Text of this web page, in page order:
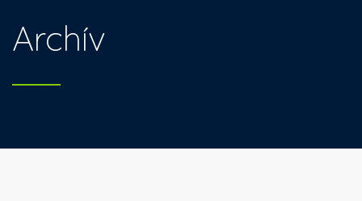
Archív